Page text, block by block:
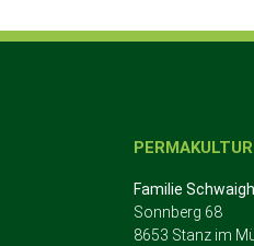
Familie
Sonnberg 68
8653 Stanz im